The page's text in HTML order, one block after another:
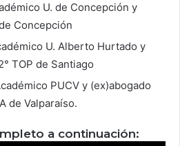
U. de Concepción y
Concepción
U. Alberto Hurtado y
TOP de Santiago
PUCV y (ex)abogado
de Valparaíso.
a continuación: